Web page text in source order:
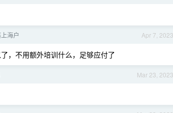
Apr 7, 2023
海户
，不用额外培训什么，足够应付了
Mar 23, 2023